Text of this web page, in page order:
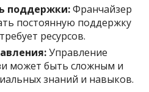
поддержки:Франчайзер
постоянную поддержку
ресурсов.
Управление
может быть сложным и
знаний и навыков.